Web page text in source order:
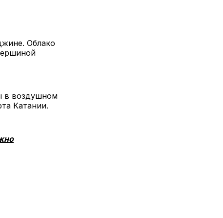
Облако
в воздушном
Катании.